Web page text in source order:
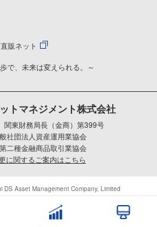
販ネット
で、未来は変えられる。～
トマネジメント株式会社
東財務局長（金商）第399号
社団法人資産運用業協会
二種金融商品取引業協会
に関するご案内はこちら
DS Asset Management Company, Limited